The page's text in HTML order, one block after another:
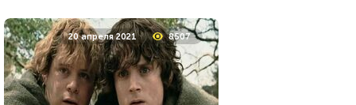
23 июня 2021 53683
20 апреля 2021 8507